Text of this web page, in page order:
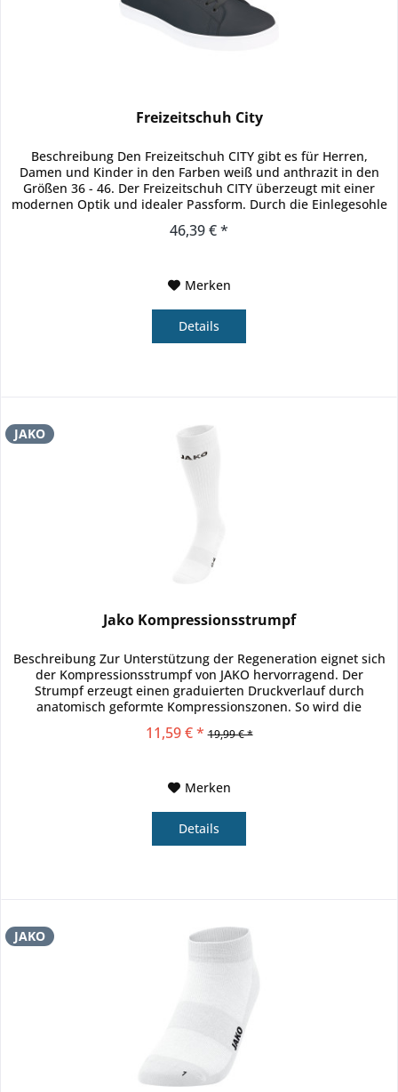
Freizeitschuh City
Beschreibung Den Freizeitschuh CITY gibt es für Herren,
Damen und Kinder in den Farben weiß und anthrazit in den
Größen 36 - 46. Der Freizeitschuh CITY überzeugt mit einer
modernen Optik und idealer Passform. Durch die Einlegesohle
46,39 € *
Merken
Details
JAKO
Jako Kompressionsstrumpf
Beschreibung Zur Unterstützung der Regeneration eignet sich
der Kompressionsstrumpf von JAKO hervorragend. Der
Strumpf erzeugt einen graduierten Druckverlauf durch
anatomisch geformte Kompressionszonen. So wird die
11,59 € * 19,99 € *
Merken
Details
JAKO